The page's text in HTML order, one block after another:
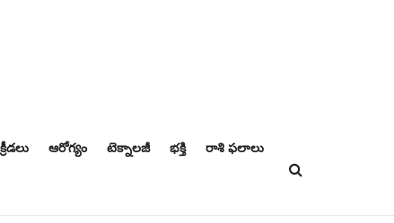
క్రీడలు ఆరోగ్యం టెక్నాలజీ భక్తి రాశి ఫలాలు